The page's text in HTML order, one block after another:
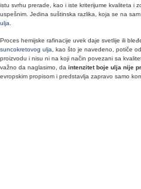
istu svrhu prerade, kao i iste kriterijume kvaliteta i
uspešnim. Jedina suštinska razlika, koja se na
ulja
Proces hemijske rafinacije uvek daje svetlije ili
suncokretovog ulja , kao što je navedeno, potiče
proizvodu i nisu ni na koji način povezani sa
važno da naglasimo, da intenzitet boje ulja nije
evropskim propisom i predstavlja zapravo samo